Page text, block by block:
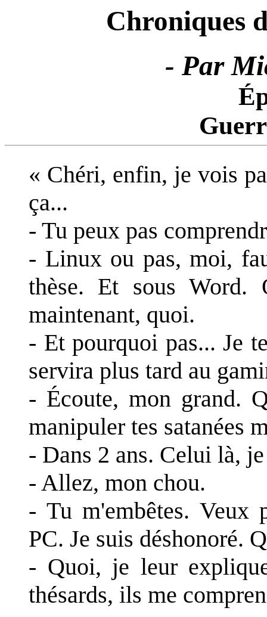
Chroniques
- Par
« Chéri, enfin, je vois
ça...
- Tu peux pas
- Linux ou pas, moi,
thèse. Et sous
maintenant, quoi.
- Et pourquoi pas... Je
servira plus tard au
- Écoute, mon grand.
manipuler tes satanées
- Dans 2 ans. Celui là,
- Allez, mon chou.
- Tu m'embêtes. Veux
PC. Je suis déshonoré.
- Quoi, je leur
thésards, ils me